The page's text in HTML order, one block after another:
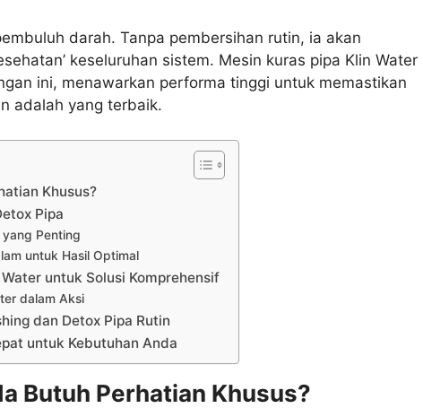
darah. Tanpa pembersihan rutin, ia akan
keseluruhan sistem. Mesin kuras pipa Klin Water
ini, menawarkan performa tinggi untuk memastikan
adalah yang terbaik.
Khusus?
Pipa
yang Penting
untuk Hasil Optimal
untuk Solusi Komprehensif
dalam Aksi
dan Detox Pipa Rutin
untuk Kebutuhan Anda
Butuh Perhatian Khusus?